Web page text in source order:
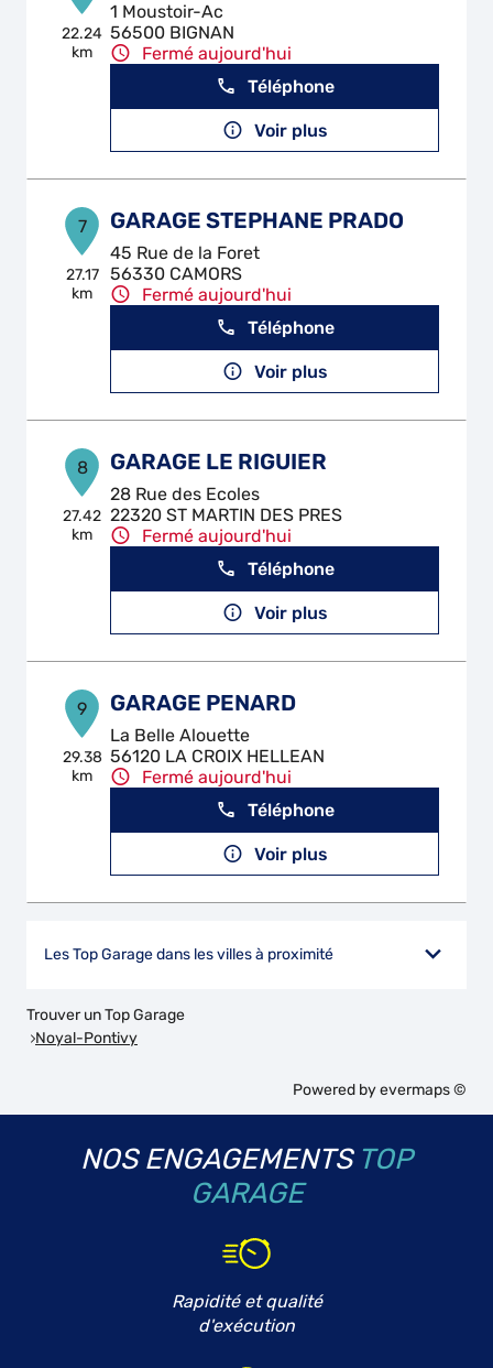
22.24
km
1 Moustoir-Ac
56500 BIGNAN
Fermé aujourd'hui
Téléphone
Voir plus
7
27.17
km
GARAGE STEPHANE PRADO
45 Rue de la Foret
56330 CAMORS
Fermé aujourd'hui
Téléphone
Voir plus
8
27.42
km
GARAGE LE RIGUIER
28 Rue des Ecoles
22320 ST MARTIN DES PRES
Fermé aujourd'hui
Téléphone
Voir plus
9
29.38
km
GARAGE PENARD
La Belle Alouette
56120 LA CROIX HELLEAN
Fermé aujourd'hui
Téléphone
Voir plus
Les Top Garage dans les villes à proximité
Trouver un Top Garage
Noyal-Pontivy
Powered byevermaps ©
NOS ENGAGEMENTS TOP
GARAGE
Rapidité et qualité
d'exécution